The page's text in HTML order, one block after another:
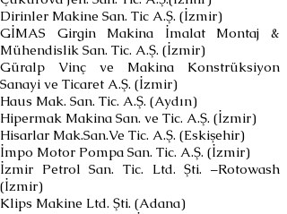
Dirinler Makine San. Tic A.Ş. (İzmir)
GİMAS Girgin Makina İmalat Montaj &
Mühendislik San. Tic. A.Ş. (İzmir)
Güralp Vinç ve Makina Konstrüksiyon
Sanayi ve Ticaret A.Ş. (İzmir)
Haus Mak. San. Tic. A.Ş. (Aydın)
Hipermak Makina San. ve Tic. A.Ş. (İzmir)
Hisarlar Mak.San.Ve Tic. A.Ş. (Eskişehir)
İmpo Motor Pompa San. Tic. A.Ş. (İzmir)
İzmir Petrol San. Tic. Ltd. Şti. –Rotowash
(İzmir)
Klips Makine Ltd. Şti. (Adana)